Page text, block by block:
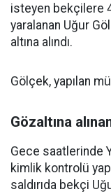
isteyen bekçilere
yaralanan Uğur
altına alındı.
Gölçek, yapılan
Gözaltına
Gece saatlerinde
kimlik kontrolü
saldırıda bekçi